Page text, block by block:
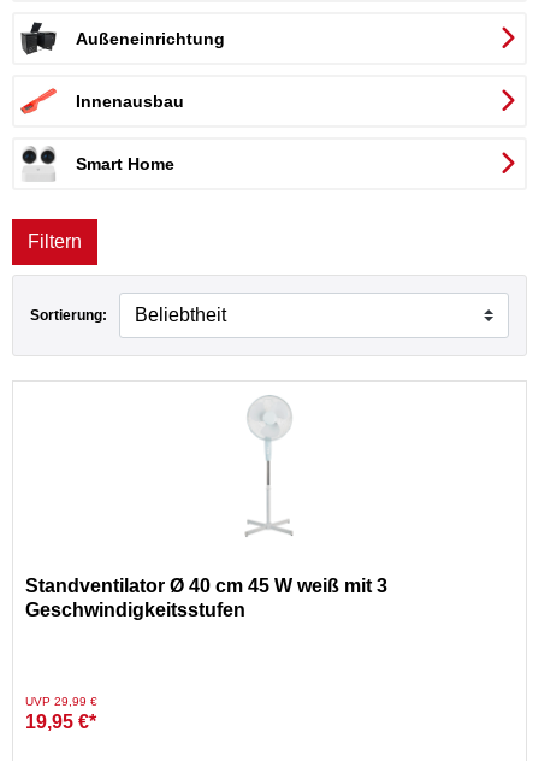
Außeneinrichtung
Innenausbau
Smart Home
Filtern
Sortierung:
Standventilator Ø 40 cm 45 W weiß mit 3
Geschwindigkeitsstufen
Preis reduziert von
UVP 29,99 €auf
19,95 €*